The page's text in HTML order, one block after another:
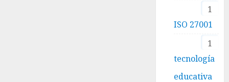
1
ISO 27001
1
tecnología
educativa